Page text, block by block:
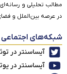
مطالب تحلیلی و
در عرصه بین‌الملل و
شبکه‌های اجتماعی
آیساسنتر در
آیساسنتر در